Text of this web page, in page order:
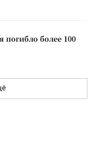
погибло более 100